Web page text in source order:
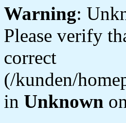
Warning:
Please verify
correct
(/kunden/
in Unknown